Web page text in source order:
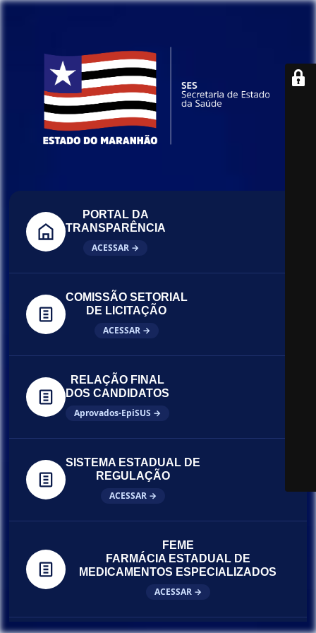
PORTAL DA
TRANSPARÊNCIA
ACESSAR →
COMISSÃO SETORIAL
DE LICITAÇÃO
ACESSAR →
RELAÇÃO FINAL
DOS CANDIDATOS
Aprovados-EpiSUS →
SISTEMA ESTADUAL DE
REGULAÇÃO
ACESSAR →
FEME
FARMÁCIA ESTADUAL DE
MEDICAMENTOS ESPECIALIZADOS
ACESSAR →